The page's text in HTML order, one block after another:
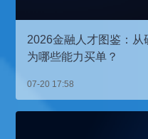
2026金融人才图鉴：
为哪些能力买单？
07-20 17:58